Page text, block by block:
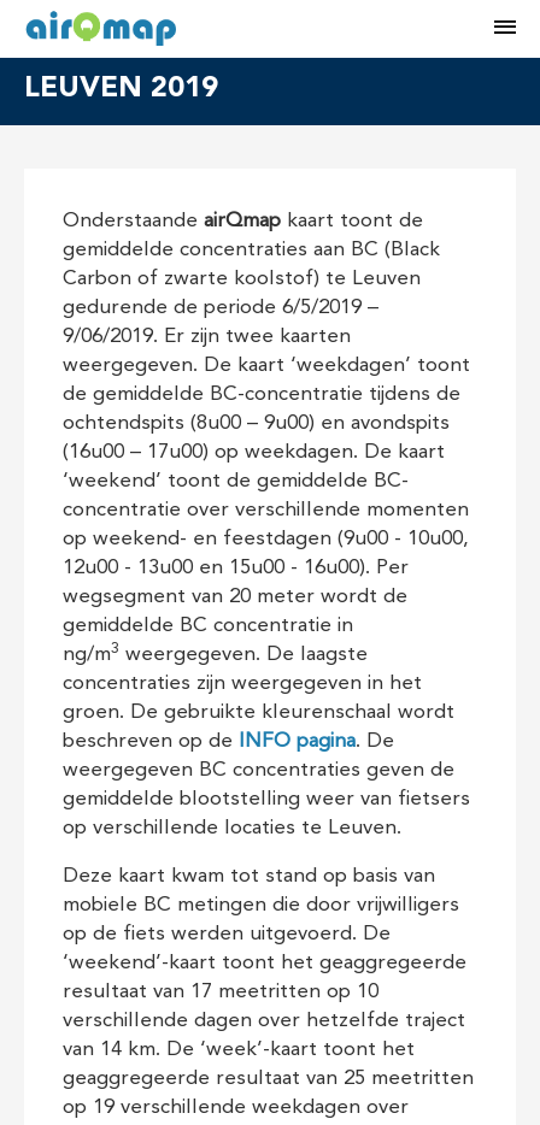
LEUVEN 2019
Onderstaande airQmap kaart toont de
gemiddelde concentraties aan BC (Black
Carbon of zwarte koolstof) te Leuven
gedurende de periode 6/5/2019 –
9/06/2019. Er zijn twee kaarten
weergegeven. De kaart ‘weekdagen’ toont
de gemiddelde BC-concentratie tijdens de
ochtendspits (8u00 – 9u00) en avondspits
(16u00 – 17u00) op weekdagen. De kaart
‘weekend’ toont de gemiddelde BC-
concentratie over verschillende momenten
op weekend- en feestdagen (9u00 - 10u00,
12u00 - 13u00 en 15u00 - 16u00). Per
wegsegment van 20 meter wordt de
gemiddelde BC concentratie in
ng/m3 weergegeven. De laagste
concentraties zijn weergegeven in het
groen. De gebruikte kleurenschaal wordt
beschreven op de
INFO pagina. De
weergegeven BC concentraties geven de
gemiddelde blootstelling weer van fietsers
op verschillende locaties te Leuven.
Deze kaart kwam tot stand op basis van
mobiele BC metingen die door vrijwilligers
op de fiets werden uitgevoerd. De
‘weekend’-kaart toont het geaggregeerde
resultaat van 17 meetritten op 10
verschillende dagen over hetzelfde traject
van 14 km. De ‘week’-kaart toont het
geaggregeerde resultaat van 25 meetritten
op 19 verschillende weekdagen over